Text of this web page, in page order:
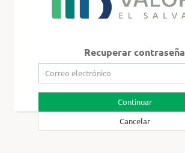
Recuperar contraseña
Continuar
Cancelar